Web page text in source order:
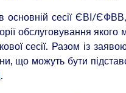
основній сесії ЄВІ/
обслуговування
сесії. Разом із
що можуть бути
.